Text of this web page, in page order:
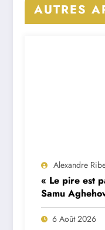
AUTRES
Alexandre
« Le pire est
Samu
Porto ?
6 Août 2026